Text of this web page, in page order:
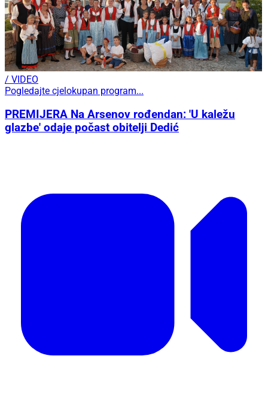
/ VIDEO
Pogledajte cjelokupan program...
PREMIJERA Na Arsenov rođendan: 'U kaležu
glazbe' odaje počast obitelji Dedić